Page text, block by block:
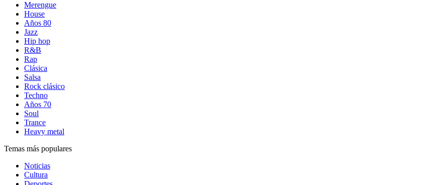
Merengue
House
Años 80
Jazz
Hip hop
R&B
Rap
Clásica
Salsa
Rock clásico
Techno
Años 70
Soul
Trance
Heavy metal
Temas más populares
Noticias
Cultura